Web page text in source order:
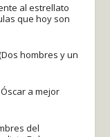
al estrellato
que hoy son
hombres y un
a mejor
del